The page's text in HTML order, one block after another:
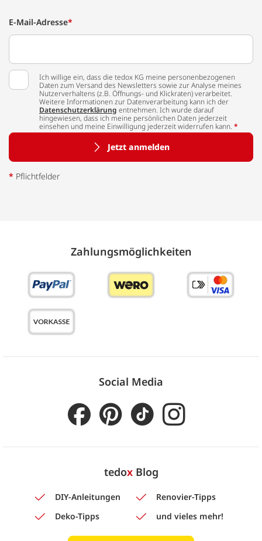
E-Mail-Adresse*
Ich willige ein, dass die tedox KG meine personenbezogenen
Daten zum Versand des Newsletters sowie zur Analyse meines
Nutzerverhaltens (z.B. Öffnungs- und Klickraten) verarbeitet.
Weitere Informationen zur Datenverarbeitung kann ich der
Datenschutzerklärung entnehmen. Ich wurde darauf
hingewiesen, dass ich meine persönlichen Daten jederzeit
einsehen und meine Einwilligung jederzeit widerrufen kann. *
Jetzt anmelden
* Pflichtfelder
Zahlungs­möglich­keiten
Social Media
tedoxBlog
DIY-Anleitungen
Renovier-Tipps
Deko-Tipps
und vieles mehr!